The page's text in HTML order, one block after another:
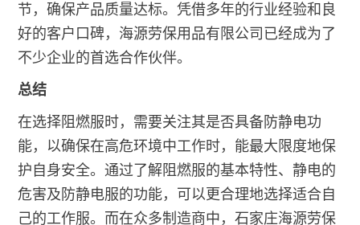
节，确保产品质量达标。凭借多年的行业经验和良
好的客户口碑，海源劳保用品有限公司已经成为了
不少企业的首选合作伙伴。
总结
在选择阻燃服时，需要关注其是否具备防静电功
能，以确保在高危环境中工作时，能最大限度地保
护自身安全。通过了解阻燃服的基本特性、静电的
危害及防静电服的功能，可以更合理地选择适合自
己的工作服。而在众多制造商中，石家庄海源劳保